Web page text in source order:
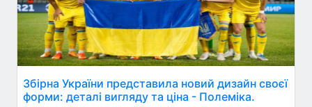
Збірна України представила новий дизайн своєї
форми: деталі вигляду та ціна - Полеміка.